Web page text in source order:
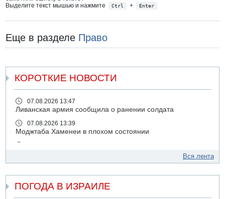
Выделите текст мышью и нажмите
Ctrl + Enter
Еще в разделе Право
КОРОТКИЕ НОВОСТИ
07.08.2026 13:47
Ливанская армия сообщила о ранении солдата
07.08.2026 13:39
Моджтаба Хаменеи в плохом состоянии
свадьбу
07.08.2026 11:05
Саудовская Аравия опасается нападения хуситов и
иракских ополченцев
Вся лента
ПОГОДА В ИЗРАИЛЕ